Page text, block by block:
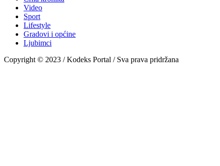
Video
Sport
Lifestyle
Gradovi i općine
Ljubimci
Copyright © 2023 / Kodeks Portal / Sva prava pridržana